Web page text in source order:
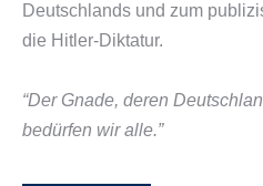
Deutschlands und zum
die Hitler-Diktatur.
“Der Gnade, deren
bedürfen wir alle.”